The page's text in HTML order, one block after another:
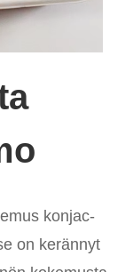
konjac-
on kerännyt